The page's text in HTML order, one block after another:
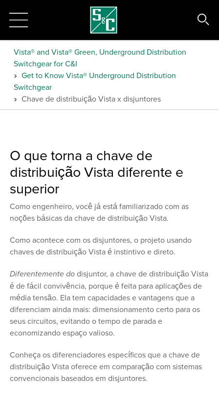
Vista® and Vista® Green, Underground Distribution
Switchgear for C&I
Get to Know Vista® Underground Distribution
Switchgear
Chave de distribuição Vista x disjuntores
O que torna a chave de
distribuição Vista diferente e
superior
Como engenheiro, você já está familiarizado com as
noções básicas da chave de distribuição Vista.
Como acontece com os disjuntores, o projeto usando
chaves de distribuição Vista é instintivo e direto.
Diferentemente dodisjuntor, a chave de distribuição Vista
é de fácil convivência, porque é feita para aplicações de
média tensão. Ela tem capacidades e vantagens que a
diferenciam ainda mais: dimensionamento certo para os
seus circuitos, evitando o tempo de parada e
economizando espaço valioso.
Conheça os diferenciadores específicos que a chave de
distribuição Vista oferece em comparação com sistemas
convencionais baseados em disjuntores.